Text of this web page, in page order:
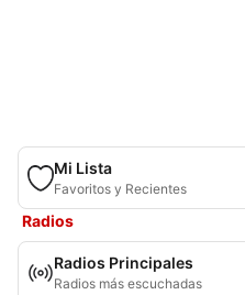
Mi Lista
Favoritos y Recientes
Radios
Radios Principales
Radios más escuchadas